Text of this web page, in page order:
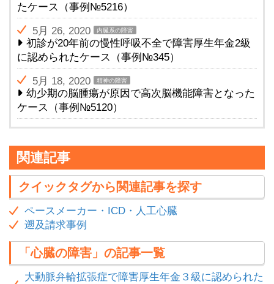
たケース（事例№5216）
5月 26, 2020 内臓系の障害
初診が20年前の慢性呼吸不全で障害厚生年金2級
に認められたケース（事例№345）
5月 18, 2020 精神の障害
幼少期の脳腫瘍が原因で高次脳機能障害となった
ケース（事例№5120）
関連記事
クイックタグから関連記事を探す
ペースメーカー・ICD・人工心臓
遡及請求事例
「心臓の障害」の記事一覧
大動脈弁輪拡張症で障害厚生年金３級に認められた